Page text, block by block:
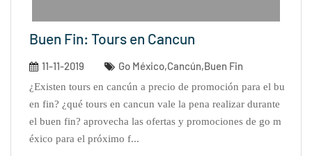
Buen Fin: Tours en Cancun
11-11-2019 Go México,Cancún,Buen Fin
¿existen tours en cancún a precio de promoción para el bu
en fin? ¿qué tours en cancun vale la pena realizar durante
el buen fin? aprovecha las ofertas y promociones de go m
éxico para el próximo f...